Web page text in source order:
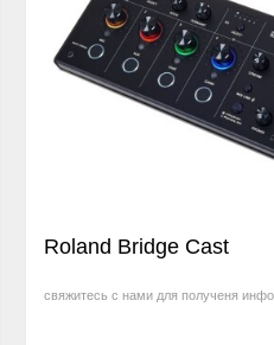
Roland Bridge Cast
свяжитесь с нами для полученя